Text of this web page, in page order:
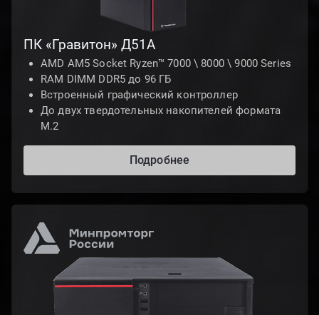
ПК «Гравитон» Д51А
AMD AM5 Socket Ryzen™ 7000 \ 8000 \ 9000 Series
RAM DIMM DDR5 до 96 ГБ
Встроенный графический контроллер
До двух твердотельных накопителей формата
М.2
Подробнее